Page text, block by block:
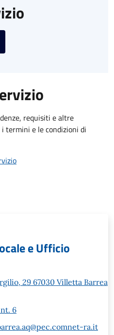
requisiti e altre
termini e le condizioni di
e Ufficio
29 67030 Villetta Barrea
6
ra.it